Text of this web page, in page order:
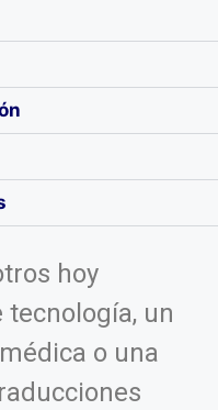
hoy
tecnología, un
o una